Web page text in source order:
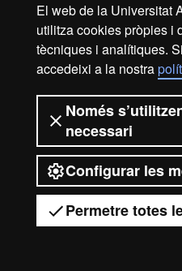
El web de la Universitat
utilitza cookies pròpies i
tècniques i analítiques.
accedeixi a la nostra
Només
necessari
Configurar les
Permetre totes
2026